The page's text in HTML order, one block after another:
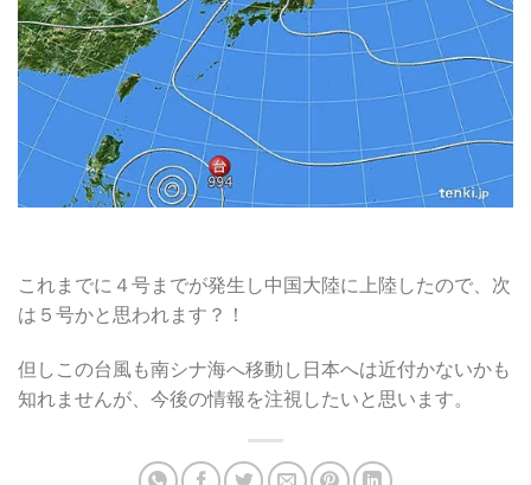
これまでに４号までが発生し中国大陸に上陸したので、次
は５号かと思われます？！
但しこの台風も南シナ海へ移動し日本へは近付かないかも
知れませんが、今後の情報を注視したいと思います。